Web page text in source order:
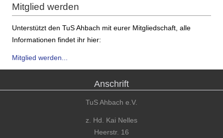
Mitglied werden
Unterstützt den TuS Ahbach mit eurer Mitgliedschaft, alle
Informationen findet ihr hier:
Mitglied werden...
Anschrift
TuS Ahbach e.V.
z. Hd. Kai Nelles
Heerstr. 16